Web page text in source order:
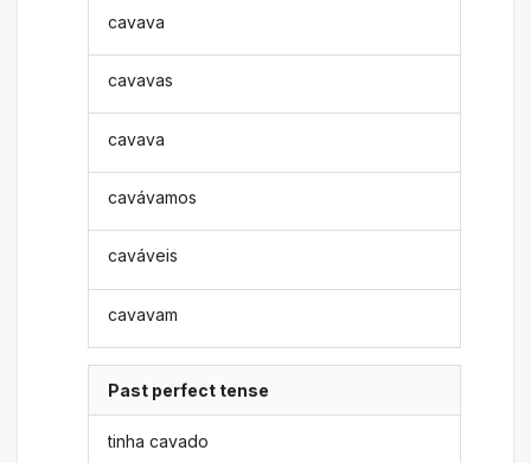
cavava
cavavas
cavava
cavávamos
caváveis
cavavam
Past perfect tense
tinha cavado